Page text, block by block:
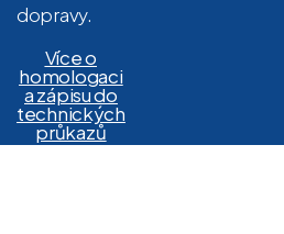
dopravy.
Více o
homologaci
a zápisu do
technických
průkazů